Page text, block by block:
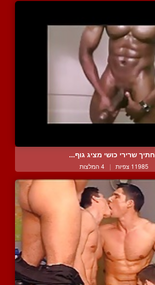
חתיך שרירי כושי מציג גוף...
11985 צפיות | 4 המלצות